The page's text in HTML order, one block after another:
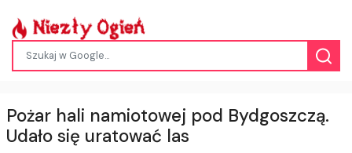
Pożar hali namiotowej pod Bydgoszczą.
Udało się uratować las